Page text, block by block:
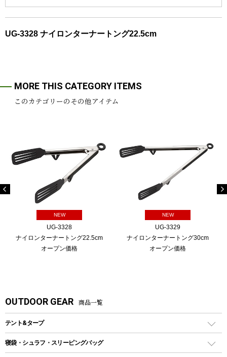
UG-3328 ナイロンターナートング22.5cm
MORE THIS CATEGORY ITEMS
このカテゴリーのその他アイテム
NEW
UG-3328
ナイロンターナートング22.5cm
オープン価格
NEW
UG-3329
ナイロンターナートング30cm
オープン価格
OUTDOOR GEAR 商品一覧
テント&タープ
テント
寝袋・シュラフ・スリーピングバッグ